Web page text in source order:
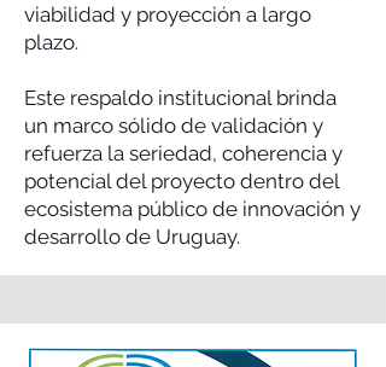
viabilidad y proyección a largo
plazo.
Este respaldo institucional brinda
un marco sólido de validación y
refuerza la seriedad, coherencia y
potencial del proyecto dentro del
ecosistema público de innovación y
desarrollo de Uruguay.